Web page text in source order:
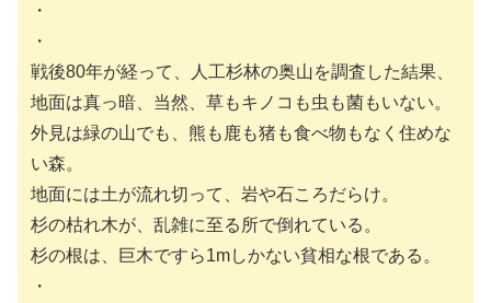
・
・
戦後80年が経って、人工杉林の奥山を調査した結果、
地面は真っ暗、当然、草もキノコも虫も菌もいない。
外見は緑の山でも、熊も鹿も猪も食べ物もなく住めな
い森。
地面には土が流れ切って、岩や石ころだらけ。
杉の枯れ木が、乱雑に至る所で倒れている。
杉の根は、巨木ですら1mしかない貧相な根である。
・